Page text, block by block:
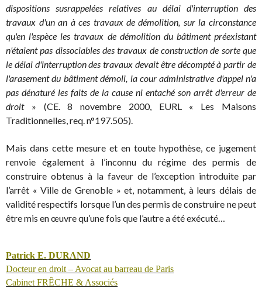
dispositions susrappelées relatives au délai d'interruption des
travaux d'un an à ces travaux de démolition, sur la circonstance
qu'en l'espèce les travaux de démolition du bâtiment préexistant
n'étaient pas dissociables des travaux de construction de sorte que
le délai d'interruption des travaux devait être décompté à partir de
l'arasement du bâtiment démoli, la cour administrative d'appel n'a
pas dénaturé les faits de la cause ni entaché son arrêt d'erreur de
droit» (CE. 8 novembre 2000, EURL « Les Maisons
Traditionnelles, req. n°197.505).
Mais dans cette mesure et en toute hypothèse, ce jugement
renvoie également à l’inconnu du régime des permis de
construire obtenus à la faveur de l’exception introduite par
l’arrêt « Ville de Grenoble » et, notamment, à leurs délais de
validité respectifs lorsque l’un des permis de construire ne peut
être mis en œuvre qu’une fois que l’autre a été exécuté…
Patrick E. DURAND
Docteur en droit – Avocat au barreau de Paris
Cabinet FRÊCHE & Associés